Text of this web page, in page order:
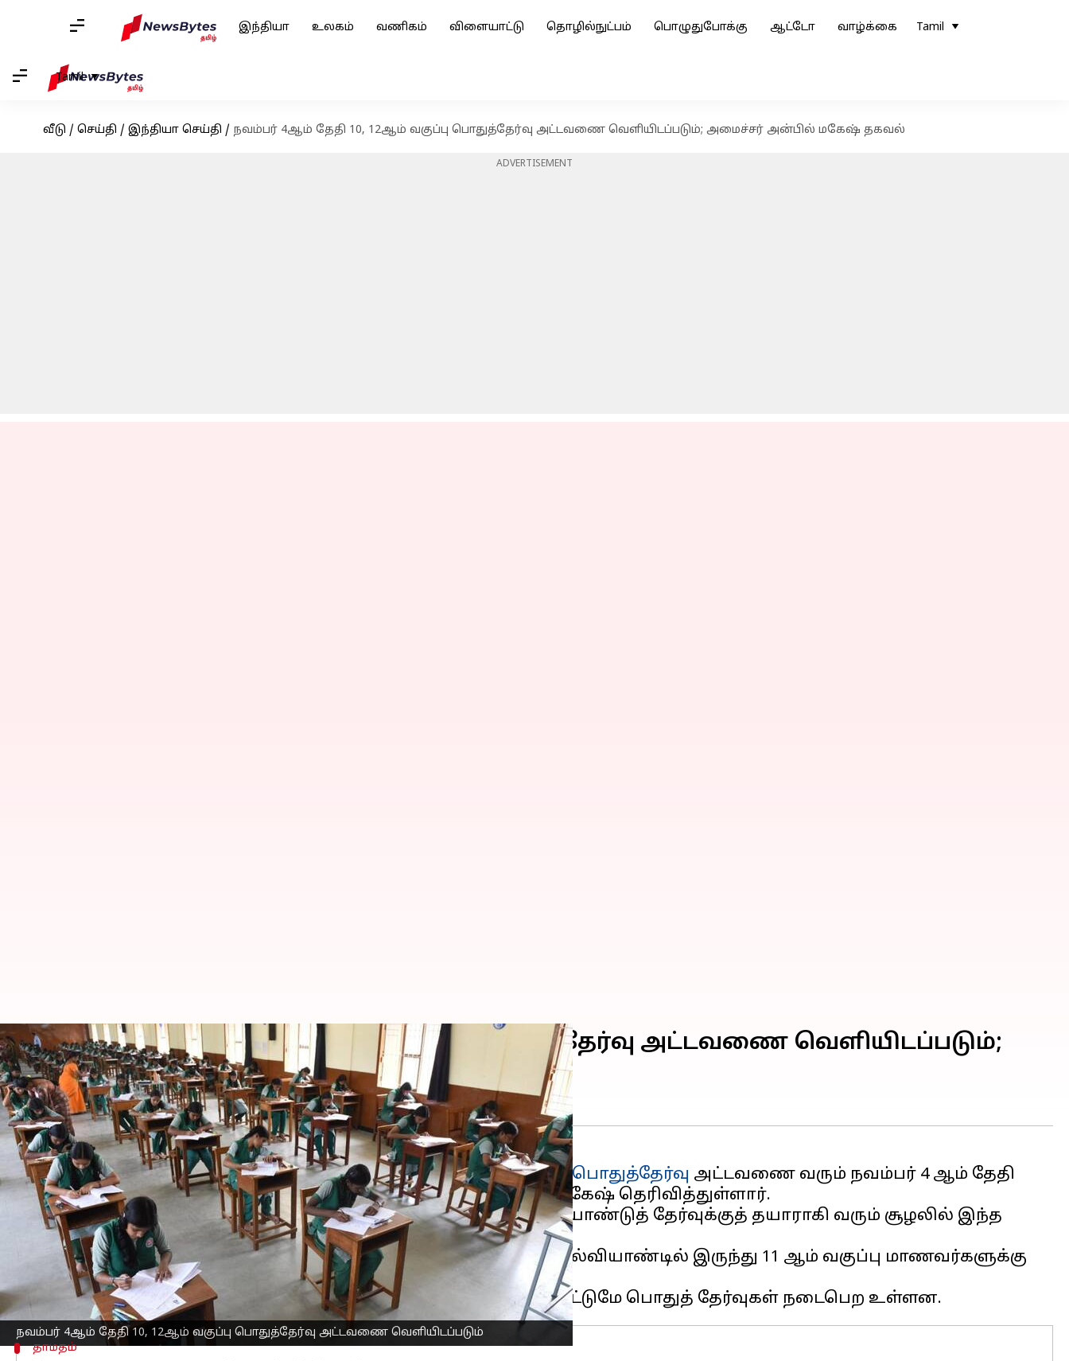
இந்தியா உலகம் வணிகம் விளையாட்டு தொழில்நுட்பம் பொழுதுபோக்கு ஆட்டோ வாழ்க்கை Tamil
Tamil
வீடு / செய்தி / இந்தியா செய்தி / நவம்பர் 4ஆம் தேதி 10, 12ஆம் வகுப்பு பொதுத்தேர்வு அட்டவணை வெளியிடப்படும்; அமைச்சர் அன்பில் மகேஷ் தகவல்
ADVERTISEMENT
நவம்பர் 4ஆம் தேதி 10, 12ஆம் வகுப்பு பொதுத்தேர்வு அட்டவணை வெளியிடப்படும்
நவம்பர் 4ஆம் தேதி 10, 12ஆம் வகுப்பு பொதுத்தேர்வு அட்டவணை வெளியிடப்படும்;
அமைச்சர் அன்பில் மகேஷ் தகவல்
எழுதியவர் Sekar Chinnappan Oct 25, 2025 02:20 pm
செய்தி முன்னோட்டம்
தமிழகத்தில் 2025-26 கல்வியாண்டிற்கான 10 மற்றும் 12 ஆம் வகுப்புபொதுத்தேர்வு அட்டவணை வரும் நவம்பர் 4 ஆம் தேதி
வெளியிடப்படும் என்றுபள்ளிக்கல்வித்துறைஅமைச்சர் அன்பில் மகேஷ் தெரிவித்துள்ளார்.
காலாண்டுத் தேர்வுகள் முடிவடைந்த நிலையில், மாணவர்கள் அரையாண்டுத் தேர்வுக்குத் தயாராகி வரும் சூழலில் இந்த
அறிவிப்பு வெளியாகியுள்ளது.
முன்னதாக, மாநில கல்விக் கொள்கையின் அடிப்படையில், நடப்பு கல்வியாண்டில் இருந்து 11 ஆம் வகுப்பு மாணவர்களுக்கு
பொதுத் தேர்வு ரத்து செய்யப்படுவதாக அறிவிக்கப்பட்டது.
தாமதம்